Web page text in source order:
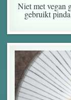
Niet met vegan
gebruikt